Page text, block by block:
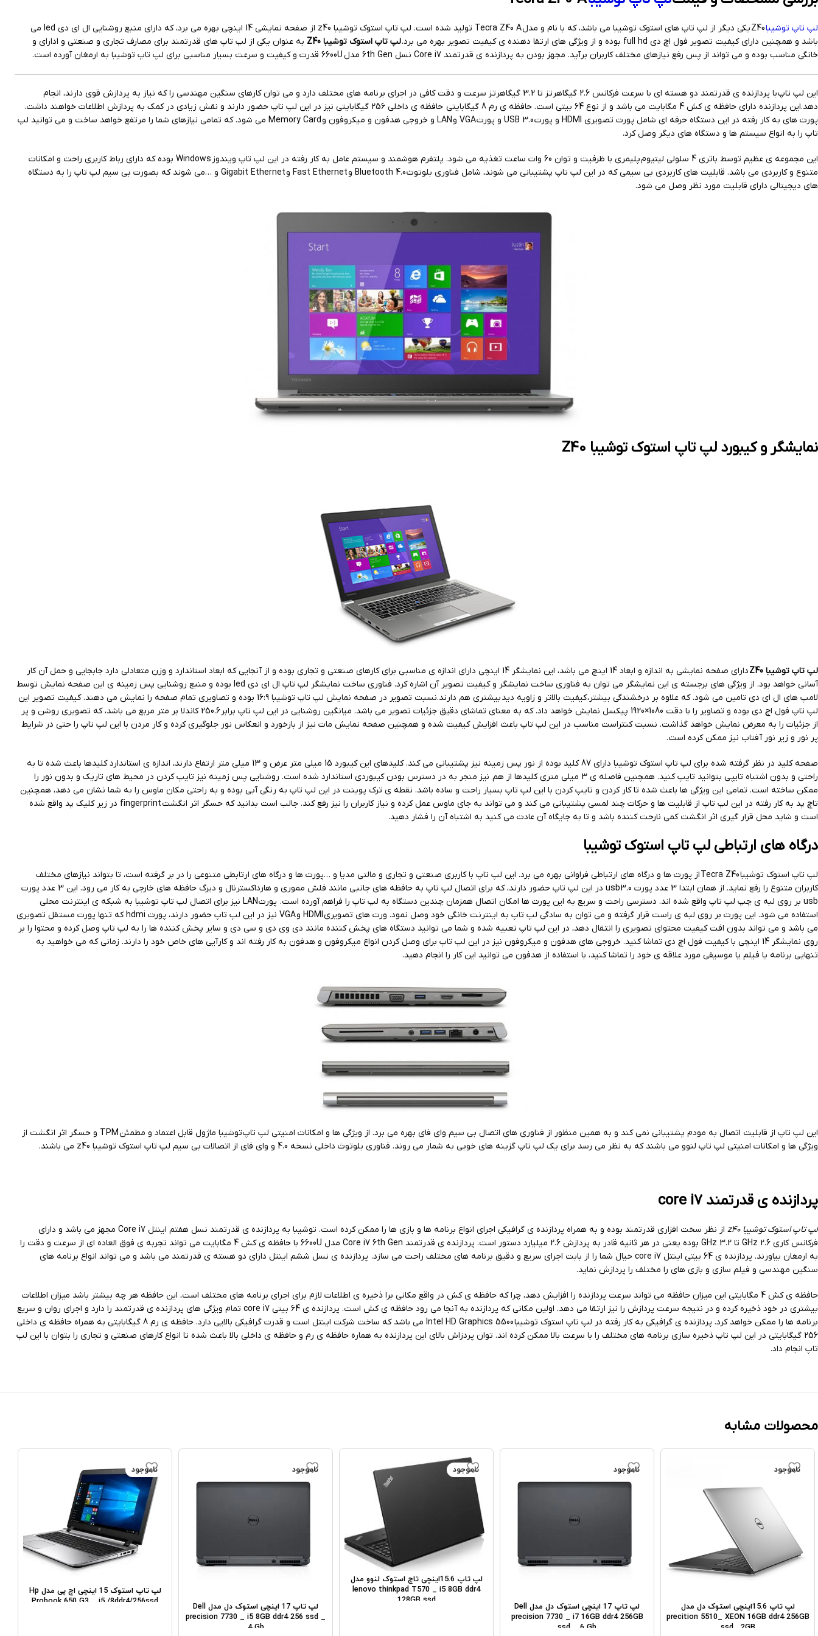
لپ تاپ توشیبا
Z40 یکی دیگر از لپ تاپ های استوک توشیبا می باشد، که با نام و مدل Tecra Z40 A تولید شده است. لپ تاپ استوک توشیبا z40 از صفحه نمایشی 14 اینچی بهره می برد، که دارای منبع روشنایی ال ای دی led می
باشد و همچنین دارای کیفیت تصویر فول اچ دی full hd بوده و از ویژگی های ارتقا دهنده ی کیفیت تصویر بهره می برد.
لپ تاپ استوک توشیبا Z40
به عنوان یکی از لپ تاپ های قدرتمند برای مصارف تجاری و صنعتی و ادارای و
خانگی مناسب بوده و می تواند از پس رفع نیازهای مختلف کاربران برآید. مجهز بودن به پردازنده ی قدرتمند Core i7 نسل 6th Gen مدل 6600U قدرت و کیفیت و سرعت بسیار مناسبی برای لپ تاپ توشیبا به ارمغان آورده است.
این لپ تاپ با پردازنده ی قدرتمند دو هسته ای با سرعت فرکانس 2.6 گیگاهرتز تا 3.2 گیگاهرتز سرعت و دقت کافی در اجرای برنامه های مختلف دارد و می توان کارهای سنگین مهندسی را که نیاز به پردازش قوی دارند، انجام
دهد.این پردازنده دارای حافظه ی کش 4 مگابایت می باشد و از نوع 64 بیتی است. حافظه ی رم 8 گیگابایتی حافظه ی داخلی 256 گیگابایتی نیز در این لپ تاپ حضور دارند و نقش زیادی در کمک به پردازش اطلاعات خواهند داشت.
پورت های به کار رفته در این دستگاه حرفه ای شامل پورت تصویری HDMI و پورت USB 3.0 و پورت VGA و LAN و خروجی هدفون و میکروفون و Memory Card می شود. که تمامی نیازهای شما را مرتفع خواهد ساخت و می توانید لپ
تاپ را به انواع سیستم ها و دستگاه های دیگر وصل کرد.
این مجموعه ی عظیم توسط باتری 4 سلولی لیتیوم پلیمری با ظرفیت و توان 60 وات ساعت تغذیه می شود. پلتفرم هوشمند و سیستم عامل به کار رفته در این لپ تاپ ویندوز Windows بوده که دارای رباط کاربری راحت و امکانات
متنوع و کاربردی می باشد. قابلیت های کاربردی بی سیمی که در این لپ تاپ پشتیبانی می شوند، شامل فناوری بلوتوث Bluetooth 4.0 و Fast Ethernet و Gigabit Ethernet و …می شوند که بصورت بی سیم لپ تاپ را به دستگاه
های دیجیتالی دارای قابلیت مورد نظر وصل می شود.
نمایشگر و کیبورد لپ تاپ استوک توشیبا Z40
لپ تاپ توشیبا Z40
دارای صفحه نمایشی به اندازه و ابعاد 14 اینچ می باشد، این نمایشگر 14 اینچی دارای اندازه ی مناسبی برای کارهای صنعتی و تجاری بوده و از آنجایی که ابعاد استاندارد و وزن متعادلی دارد جابجایی و حمل آن کار
آسانی خواهد بود. از ویژگی های برجسته ی این نمایشگر می توان به فناوری ساخت نمایشگر و کیفیت تصویر آن اشاره کرد. فناوری ساخت نمایشگر لپ تاپ ال ای دی led بوده و منبع روشنایی پس زمینه ی این صفحه نمایش توسط
لامپ های ال ای دی تامین می شود. که علاوه بر درخشندگی بیشتر، کیفیت بالاتر و زاویه دید بیشتری هم دارند.نسبت تصویر در صفحه نمایش لپ تاپ توشیبا 16:9 بوده و تصاویری تمام صفحه را نمایش می دهند. کیفیت تصویر این
لپ تاپ فول اچ دی بوده و تصاویر را با دقت 1080×1920 پیکسل نمایش خواهد داد. که به معنای تماشای دقیق جزئیات تصویر می باشد. میانگین روشنایی در این لپ تاپ برابر 250.6 کاندلا بر متر مربع می باشد، که تصویری روشن و پر
از جزئیات را به معرض نمایش خواهد گذاشت. نسبت کنتراست مناسب در این لپ تاپ باعث افزایش کیفیت شده و همچنین صفحه نمایش مات نیز از بازخورد و انعکاس نور جلوگیری کرده و کار مردن با این لپ تاپ را حتی در شرایط
پر نور و زیر نور آفتاب نیز ممکن کرده است.
صفحه کلید در نظر گرفته شده برای لپ تاپ استوک توشیبا دارای 87 کلید بوده از نور پس زمینه نیز پشتیبانی می کند. کلیدهای این کیبورد 15 میلی متر عرض و 13 میلی متر ارتفاع دارند، اندازه ی استاندارد کلیدها باعث شده تا به
راحتی و بدون اشتباه تایپی بتوانید تایپ کنید. همچنین فاصله ی 3 میلی متری کلیدها از هم نیز منجر به در دسترس بودن کیبوردی استاندارد شده است. روشنایی پس زمینه نیز تایپ کردن در محیط های تاریک و بدون نور را
ممکن ساخته است. تمامی این ویژگی ها باعث شده تا کار کردن و تایپ کردن با این لپ تاپ بسیار راحت و ساده باشد. نقطه ی ترک پوینت در این لپ تاپ به رنگی آبی بوده و به راحتی مکان ماوس را به شما نشان می دهد، همچنین
تاچ پد به کار رفته در این لپ تاپ از قابلیت ها و حرکات چند لمسی پشتیبانی می کند و می تواند به جای ماوس عمل کرده و نیاز کاربران را نیز رفع کند. جالب است بدانید که حسگر اثر انگشت fingerprint در زیر کلیک پد واقع شده
است و شاید محل قرار گیری اثر انگشت کمی نارحت کننده باشد و تا به جایگاه آن عادت می کنید به اشتباه آن را فشار دهید.
درگاه های ارتباطی لپ تاپ استوک توشیبا
لپ تاپ استوک توشیبا Tecra Z40 از پورت ها و درگاه های ارتباطی فراوانی بهره می برد. این لپ تاپ با کاربری صنعتی و تجاری و مالتی مدیا و …پورت ها و درگاه های ارتابطی متنوعی را در بر گرفته است، تا بتواند نیازهای مختلف
کاربران متنوع را رفع نماید. از همان ابتدا 3 عدد پورت usb3.0 در این لپ تاپ حضور دارند، که برای اتصال لپ تاپ به حافظه های جانبی مانند فلش مموری و هارداکسترنال و دیرگ حافظه های خارجی به کار می رود. این 3 عدد پورت
usb بر روی لبه ی چپ لپ تاپ واقع شده اند. دسترسی راحت و سریع به این پورت ها امکان اتصال همزمان چندین دستگاه به لپ تاپ را فراهم آورده است. پورت LAN نیز برای اتصال لپ تاپ توشیبا به شبکه ی اینترنت محلی
استفاده می شود. این پورت بر روی لبه ی راست قرار گرفته و می توان به سادگی لپ تاپ به اینترنت خانگی خود وصل نمود. ورت های تصویری HDMI و VGA نیز در این لپ تاپ حضور دارند، پورت hdmi که تنها پورت مستقل تصویری
می باشد و می تواند بدون افت کیفیت محتوای تصویری را انتقال دهد، در این لپ تاپ تعبیه شده و شما می توانید دستگاه های پخش کننده مانند دی وی دی و سی دی و سایر پخش کننده ها را به لپ تاپ وصل کرده و محتوا را بر
روی نمایشگر 14 اینچی با کیفیت فول اچ دی تماشا کنید. خروجی های هدفون و میکروفون نیز در این لپ تاپ برای وصل کردن انواع میکروفون و هدفون به کار رفته اند و کارآیی های خاص خود را دارند. زمانی که می خواهید به
تنهایی برنامه یا فیلم یا موسیقی مورد علاقه ی خود را تماشا کنید، با استفاده از هدفون می توانید این کار را انجام دهید.
این لپ تاپ از قابلیت اتصال به مودم پشتیبانی نمی کند و به همین منظور از فناوری های اتصال بی سیم وای فای بهره می برد. از ویژگی ها و امکانات امنیتی لپ تاپ توشیبا ماژول قابل اعتماد و مطمئن TPM و حسگر اثر انگشت از
ویژگی ها و امکانات امنیتی لپ تاپ لنوو می باشند که به نظر می رسد برای یک لپ تاپ گزینه های خوبی به شمار می روند. فناوری بلوتوث داخلی نسخه 4.0 و وای فای از اتصالات بی سیم لپ تاپ استوک توشیبا z40 می باشند.
پردازنده ی قدرتمند core i7
لپ تاپ استوک توشیبا z40
از نظر سخت افزاری قدرتمند بوده و به همراه پردازنده ی گرافیکی اجرای انواع برنامه ها و بازی ها را ممکن کرده است. توشیبا به پردازنده ی قدرتمند نسل هفتم اینتل Core i7 مجهز می باشد و دارای
فرکانس کاری 2.6 GHz تا 3.2 GHz بوده یعنی در هر ثانیه قادر به پردازش 2.6 میلیارد دستور است. پردازنده ی قدرتمند Core i7 6th Gen مدل 6600U با حافظه ی کش 4 مگابایت می تواند تجربه ی فوق العاده ای از سرعت و دقت را
به ارمغان بیاورند. پردازنده ی 64 بیتی اینتل core i7 خیال شما را از بابت اجرای سریع و دقیق برنامه های مختلف راحت می سازد. پردازنده ی نسل ششم اینتل دارای دو هسته ی قدرتمند می باشد و می تواند انواع برنامه های
سنگین مهندسی و فیلم سازی و بازی های را مختلف را پردازش نماید.
حافظه ی کش 4 مگابایتی این میزان حافظه می تواند سرعت پردازنده را افزایش دهد، چرا که حافظه ی کش در واقع مکانی برا ذخیره ی اطلاعات لازم برای اجرای برنامه های مختلف است، این حافظه هر چه بیشتر باشد میزان اطلاعات
بیشتری در خود ذخیره کرده و در نتیجه سرعت پردازش را نیز ارتقا می دهد. اولین مکانی که پردازنده به آنجا می رود حافظه ی کش است. پردازنده ی 64 بیتی core i7 تمام ویژگی های پردازنده ی قدرتمند را دارد و اجرای روان و سریع
برنامه ها را ممکن خواهد کرد. پردازنده ی گرافیکی به کار رفته در لپ تاپ استوک توشیبا Intel HD Graphics 5500 می باشد که ساخت شرکت اینتل است و قدرت گرافیکی بالایی دارد. حافظه ی رم 8 گیگابایتی به همراه حافظه ی داخلی
256 گیگابایتی در این لپ تاپ ذخیره سازی برنامه های مختلف را با سرعت بالا ممکن کرده اند. توان پردزاش بالای این پردازنده به هماره حافظه ی رم و حافظه ی داخلی بالا باعث شده تا انواع کارهای صنعتی و تجاری را بتوان با این لپ
تاپ انجام داد.
محصولات مشابه
ناموجود
لپ تاپ 15.6اینچی استوک دل مدل
precition 5510_ XEON 16GB ddr4 256GB
ssd _2GB
ناموجود
لپ تاپ 17 اینچی استوک دل مدل Dell
precision 7730 _ i7 16GB ddr4 256GB
ssd _ 6 Gb
ناموجود
لپ تاپ 15.6اینچی تاچ استوک لنوو مدل
lenovo thinkpad T570 _ i5 8GB ddr4
128GB ssd
ناموجود
لپ تاپ 17 اینچی استوک دل مدل Dell
precision 7730 _ i5 8GB ddr4 256 ssd _
4 Gb
ناموجود
لپ تاپ استوک 15 اینچی اچ پی مدل Hp
Probook 650 G3 _ i5 /8ddr4/256ssd